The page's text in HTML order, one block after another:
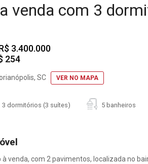
venda com 3
3.400.000
254
SC VER NO MAPA
3 dormitórios (3 suítes) 5 banheiros
à venda, com 2 pavimentos, localizada no